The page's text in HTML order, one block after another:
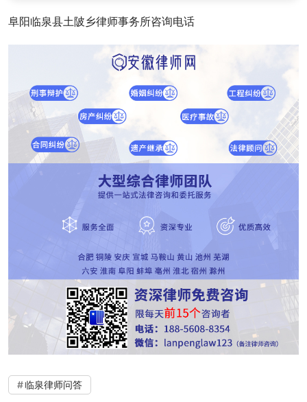
阜阳临泉县土陂乡律师事务所咨询电话
临泉律师问答